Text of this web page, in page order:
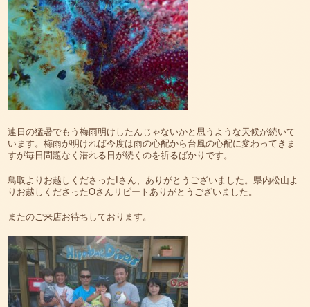
連日の猛暑でもう梅雨明けしたんじゃないかと思うような天候が続いて
います。梅雨が明ければ今度は雨の心配から台風の心配に変わってきま
すが毎日問題なく潜れる日が続くのを祈るばかりです。
鳥取よりお越しくださったIさん、ありがとうございました。県内松山よ
りお越しくださったOさんリピートありがとうございました。
またのご来店お待ちしております。